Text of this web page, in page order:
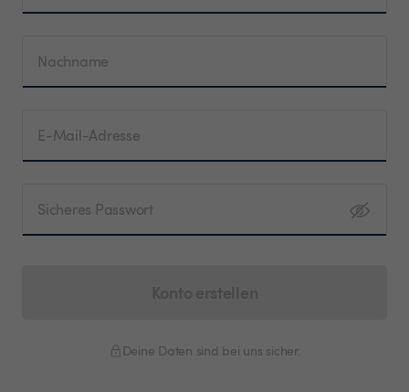
Nachname
E-Mail-Adresse
Sicheres Passwort
Deine Daten sind bei uns sicher.